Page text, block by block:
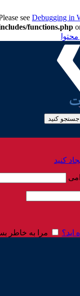
see Debugging in
functions.php
جستجو کنید
کنید
اید؟ مرا به خاطر